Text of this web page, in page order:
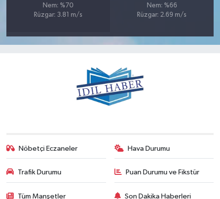
Nem: %70
Rüzgar: 3.81 m/s
Nem: %66
Rüzgar: 2.69 m/s
Nöbetçi Eczaneler Hava Durumu
Trafik Durumu Puan Durumu ve Fikstür
Tüm Manşetler Son Dakika Haberleri